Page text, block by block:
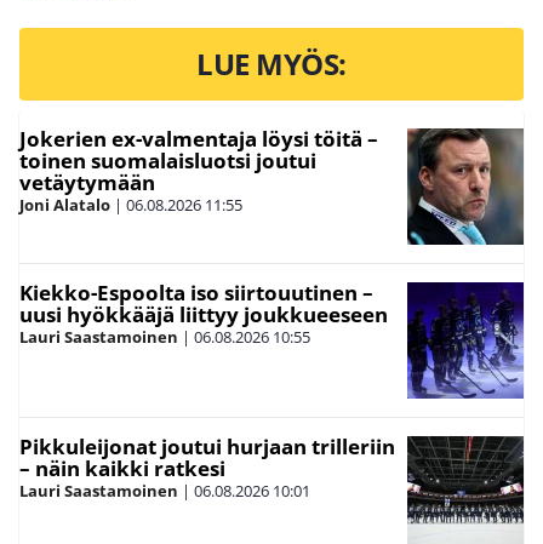
LUE MYÖS:
Jokerien ex-valmentaja löysi töitä –
toinen suomalaisluotsi joutui
vetäytymään
Joni Alatalo | 06.08.2026 11:55
Kiekko-Espoolta iso siirtouutinen –
uusi hyökkääjä liittyy joukkueeseen
Lauri Saastamoinen | 06.08.2026 10:55
Pikkuleijonat joutui hurjaan trilleriin
– näin kaikki ratkesi
Lauri Saastamoinen | 06.08.2026 10:01